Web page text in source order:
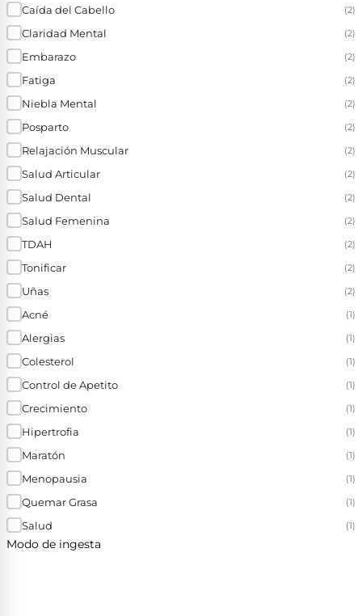
Caída del Cabello (2)
Claridad Mental (2)
Embarazo (2)
Fatiga (2)
Niebla Mental (2)
Posparto (2)
Relajación Muscular (2)
Salud Articular (2)
Salud Dental (2)
Salud Femenina (2)
TDAH (2)
Tonificar (2)
Uñas (2)
Acné (1)
Alergias (1)
Colesterol (1)
Control de Apetito (1)
Crecimiento (1)
Hipertrofia (1)
Maratón (1)
Menopausia (1)
Quemar Grasa (1)
Salud (1)
Modo de ingesta